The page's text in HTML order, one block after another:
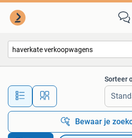
Alle afstanden…
Sorteer
Bewaar je